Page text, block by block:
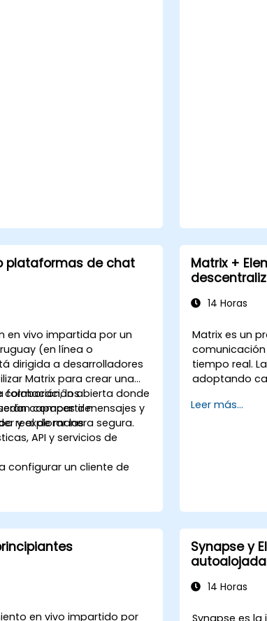
dentro del ecosistema
plataformas de chat
en vivo impartida por un
(en línea o
dirigida a desarrolladores
Matrix para crear una
abierta donde
compartir mensajes y
real de manera segura.
formación, los
capaces de:
y explorar las
API y servicios de
configurar un cliente de
un servidor local
con Synapse o obtener
Matrix gratuito mediante
existentes
Matrix +
14 Horas
Matrix es un
tiempo real.
adoptando
Microsoft
Leer más...
en vivo impartido por
Synapse y
14 Horas
Synapse es